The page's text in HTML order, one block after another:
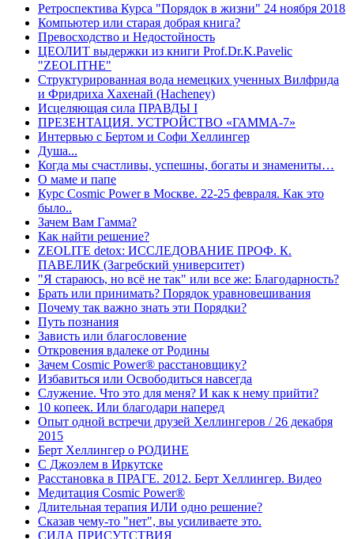
Ретроспектива Курса "Порядок в жизни" 24 ноября 2018
Компьютер или старая добрая книга?
Превосходство и Недостойность
ЦЕОЛИТ выдержки из книги Prof.Dr.K.Pavelic
"ZEOLITHE"
Структурированная вода немецких ученных Вилфрида
и Фридриха Хахенай (Hacheney)
Исцеляющая сила ПРАВДЫ I
ПРЕЗЕНТАЦИЯ. УСТРОЙСТВО «ГАММА-7»
Интервью с Бертом и Софи Хеллингер
Душа...
Когда мы счастливы, успешны, богаты и знамениты…
О маме и папе
Курс Cosmic Power в Москве. 22-25 февраля. Как это
было..
Зачем Вам Гамма?
Как найти решение?
ZEOLITE detox: ИССЛЕДОВАНИЕ ПРОФ. К.
ПАВЕЛИК (Загребский университет)
"Я стараюсь, но всё не так" или все же: Благодарность?
Брать или принимать? Порядок уравновешивания
Почему так важно знать эти Порядки?
Путь познания
Зависть или благословение
Откровения вдалеке от Родины
Зачем Cosmic Power® расстановщику?
Избавиться или Освободиться навсегда
Служение. Что это для меня? И как к нему прийти?
10 копеек. Или благодари наперед
Опыт одной встречи друзей Хеллингеров / 26 декабря
2015
Берт Хеллингер о РОДИНЕ
С Джоэлем в Иркутске
Расстановка в ПРАГЕ. 2012. Берт Хеллингер. Видео
Медитация Cosmic Power®
Длительная терапия ИЛИ одно решение?
Сказав чему-то "нет", вы усиливаете это.
СИЛА ПРИСУТСТВИЯ